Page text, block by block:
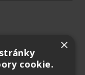
×
cookie.